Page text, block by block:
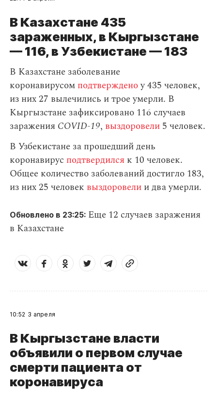
В Казахстане 435
зараженных, в Кыргызстане
— 116, в Узбекистане — 183
В Казахстане заболевание
коронавирусом подтвержденоу 435 человек,
из них 27 вылечились и трое умерли. В
Кыргызстане зафиксировано 116 случаев
заражения СOVID-19, выздоровели 5 человек.
В Узбекистане за прошедший день
коронавирус подтвердился к 10 человек.
Общее количество заболеваний достигло 183,
из них 25 человек выздоровели и два умерли.
Обновлено в 23:25: Еще 12 случаев заражения
в Казахстане
10:52 3 апреля
В Кыргызстане власти
объявили о первом случае
смерти пациента от
коронавируса